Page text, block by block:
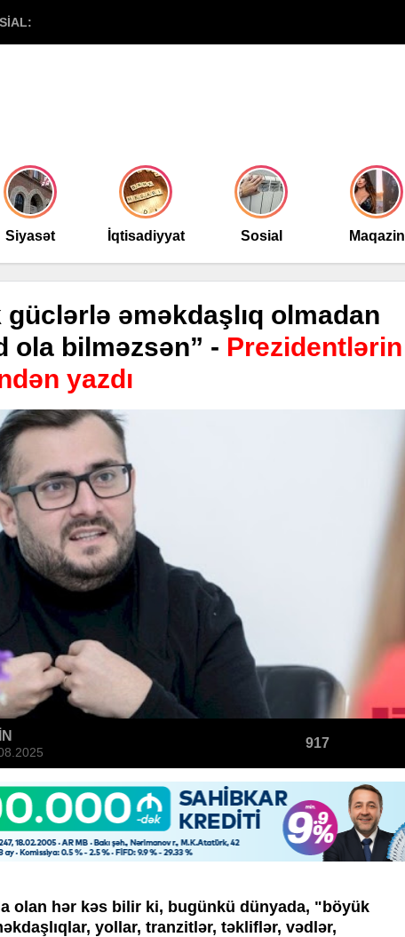
Siyasət İqtisadiyyat Sosial Maqazin
güclərlə əməkdaşlıq olmadan
ola bilməzsən” - Prezidentlərin
yazdı
917
olan hər kəs bilir ki, bugünkü dünyada, "böyük
yollar, tranzitlər, təkliflər, vədlər,